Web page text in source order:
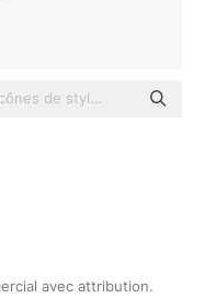
avec attribution.